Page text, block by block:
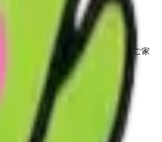
、身体状況・生活環境を確認し、ご家